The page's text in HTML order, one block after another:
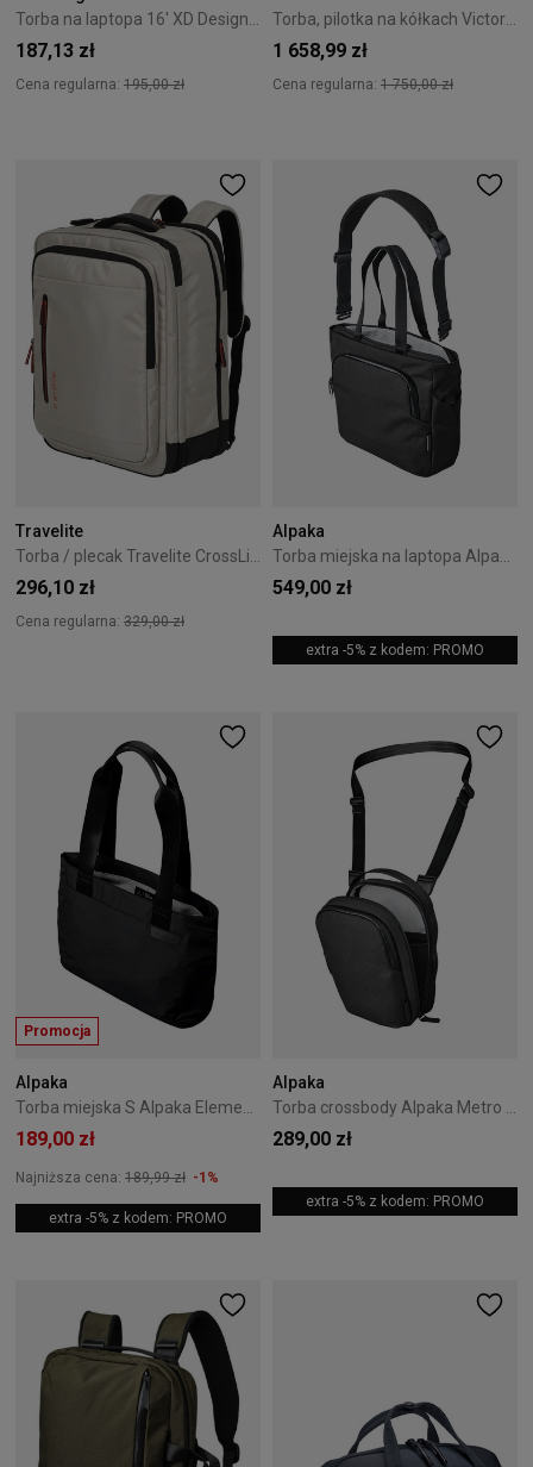
Torba na laptopa 16' XD Design - Black
187,13 zł
Cena regularna: 195,00 zł
Torba, pilotka na kółkach Victorinox Werks Professional Cordura czarna
1 658,99 zł
Cena regularna: 1 750,00 zł
Travelite
296,10 zł
Cena regularna: 329,00 zł
Alpaka
549,00 zł
extra -5% z kodem: PROMO
Promocja
Alpaka
189,00 zł
Najniższa cena: 189,99 zł -1%
extra -5% z kodem: PROMO
Alpaka
289,00 zł
extra -5% z kodem: PROMO